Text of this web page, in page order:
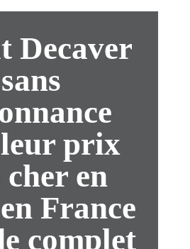
Decaver
sans
prix
cher en
France
complet